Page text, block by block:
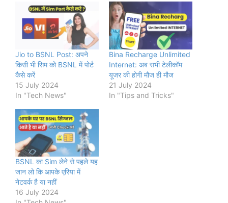
Jio to BSNL Post: अपने
किसी भी सिम को BSNL में पोर्ट
कैसे करें
15 July 2024
In "Tech News"
Bina Recharge Unlimited
Internet: अब सभी टेलीकॉम
यूजर की होगी मौज ही मौज
21 July 2024
In "Tips and Tricks"
BSNL का Sim लेने से पहले यह
जान लो कि आपके एरिया में
नेटवर्क है या नहीं
16 July 2024